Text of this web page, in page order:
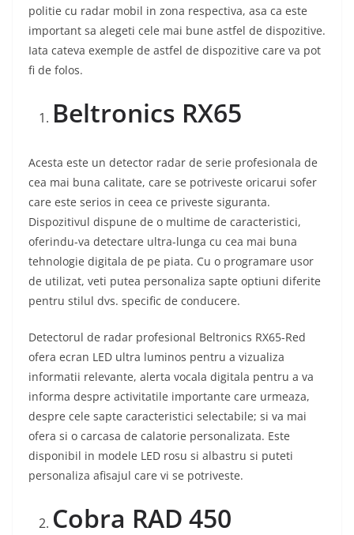
politie cu radar mobil in zona respectiva, asa ca este
important sa alegeti cele mai bune astfel de dispozitive.
Iata cateva exemple de astfel de dispozitive care va pot
fi de folos.
Beltronics RX65
Acesta este un detector radar de serie profesionala de
cea mai buna calitate, care se potriveste oricarui sofer
care este serios in ceea ce priveste siguranta.
Dispozitivul dispune de o multime de caracteristici,
oferindu-va detectare ultra-lunga cu cea mai buna
tehnologie digitala de pe piata. Cu o programare usor
de utilizat, veti putea personaliza sapte optiuni diferite
pentru stilul dvs. specific de conducere.
Detectorul de radar profesional Beltronics RX65-Red
ofera ecran LED ultra luminos pentru a vizualiza
informatii relevante, alerta vocala digitala pentru a va
informa despre activitatile importante care urmeaza,
despre cele sapte caracteristici selectabile; si va mai
ofera si o carcasa de calatorie personalizata. Este
disponibil in modele LED rosu si albastru si puteti
personaliza afisajul care vi se potriveste.
Cobra RAD 450